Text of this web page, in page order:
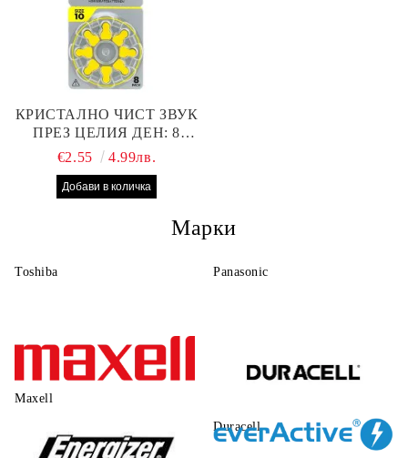
КРИСТАЛНО ЧИСТ ЗВУК
ПРЕЗ ЦЕЛИЯ ДЕН: 8
БРОЯ RAYOVAC EXTRA
АПАРАТ
€2.55 4.99лв.
Марки
Toshiba Panasonic
Maxell
Duracell